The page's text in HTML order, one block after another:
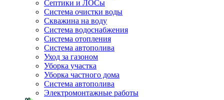
Септики и ЛОСы
Система очистки воды
Скважина на воду
Система водоснабжения
Система отопления
Система автополива
Уход за газоном
Уборка участка
Уборка частного дома
Система автополива
Электромонтажные работы